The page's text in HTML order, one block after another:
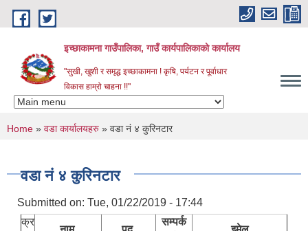
Skip to main content
इच्छाकामना गाउँपालिका, गाउँ कार्यपालिकाको कार्यालय
"सुखी, खुशी र समृद्ध इच्छाकामना ! कृषि, पर्यटन र पूर्वाधार
विकास हाम्रो चाहना !!"
You are here
Home » वडा कार्यालयहरु » वडा नं ४ कुरिनटार
वडा नं ४ कुरिनटार
Submitted on: Tue, 01/22/2019 - 17:44
क्र
सम्पर्क